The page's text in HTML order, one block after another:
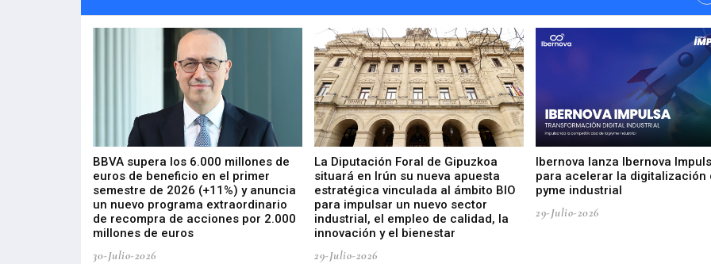
BBVA supera los 6.000 millones de
euros de beneficio en el primer
semestre de 2026 (+11%) y anuncia
un nuevo programa extraordinario
de recompra de acciones por 2.000
millones de euros
30-Julio-2026
La Diputación Foral de Gipuzkoa
situará en Irún su nueva apuesta
estratégica vinculada al ámbito BIO
para impulsar un nuevo sector
industrial, el empleo de calidad, la
innovación y el bienestar
29-Julio-2026
Ibernova lanza Ibernova
para acelerar la digitalización
pyme industrial
29-Julio-2026